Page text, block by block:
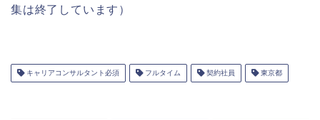
集は終了しています）
キャリアコンサルタント必須 フルタイム 契約社員 東京都